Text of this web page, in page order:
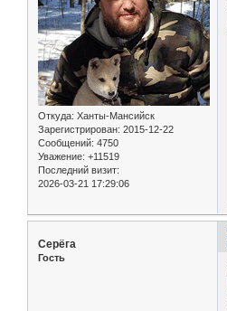
Откуда: Ханты-Мансийск
Зарегистрирован: 2015-12-22
Сообщений: 4750
Уважение: +11519
Последний визит:
2026-03-21 17:29:06
Серёга
Гость